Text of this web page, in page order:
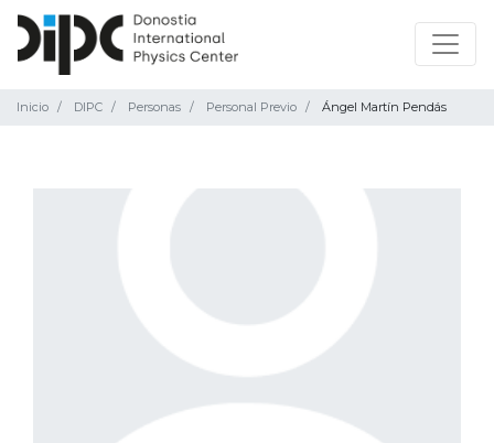
Inicio DIPC Personas Personal Previo Ángel Martín Pendás